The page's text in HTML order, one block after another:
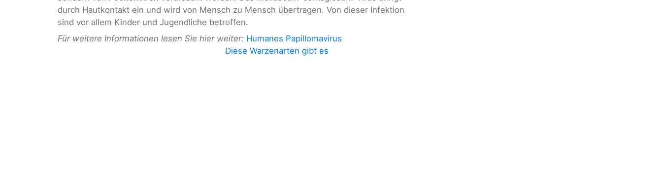
durch Hautkontakt ein und wird von Mensch zu Mensch übertragen. Von dieser Infektion
sind vor allem Kinder und Jugendliche betroffen.
Für weitere Informationen lesen Sie hier weiter: Humanes Papillomavirus
Diese Warzenarten gibt es